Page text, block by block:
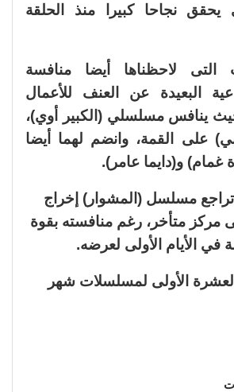
يحقق نجاحا كبيرا منذ الحلقة
التى لاحظناها أيضا منافسة
البعيدة عن العنف للأعمال
حيث ينافس مسلسلي (الكبير أوي)،
على القمة، وانضم لهما أيضا
و(دايما عامر).
تراجع مسلسل (المشوار) إخراج
مركز متأخر، رغم منافسته بقوة
في الأيام الأولى لعرضه.
العشرة الأولى لمسلسلات شهر